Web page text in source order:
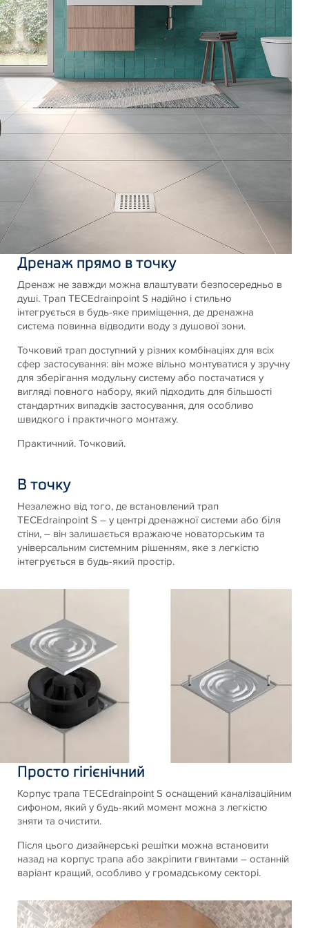
Дренаж прямо в точку
Дренаж не завжди можна влаштувати безпосередньо в
душі. Трап TECEdrainpoint S надійно і стильно
інтегрується в будь-яке приміщення, де дренажна
система повинна відводити воду з душової зони.
Точковий трап доступний у різних комбінаціях для всіх
сфер застосування: він може вільно монтуватися у зручну
для зберігання модульну систему або постачатися у
вигляді повного набору, який підходить для більшості
стандартних випадків застосування, для особливо
швидкого і практичного монтажу.
Практичний. Точковий.
В точку
Незалежно від того, де встановлений трап
TECEdrainpoint S – у центрі дренажної системи або біля
стіни, – він залишається вражаюче новаторським та
універсальним системним рішенням, яке з легкістю
інтегрується в будь-який простір.
Просто гігієнічний
Корпус трапа TECEdrainpoint S оснащений каналізаційним
сифоном, який у будь-який момент можна з легкістю
зняти та очистити.
Після цього дизайнерські решітки можна встановити
назад на корпус трапа або закріпити гвинтами – останній
варіант кращий, особливо у громадському секторі.